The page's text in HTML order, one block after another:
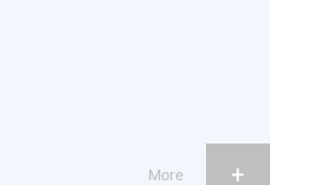
More